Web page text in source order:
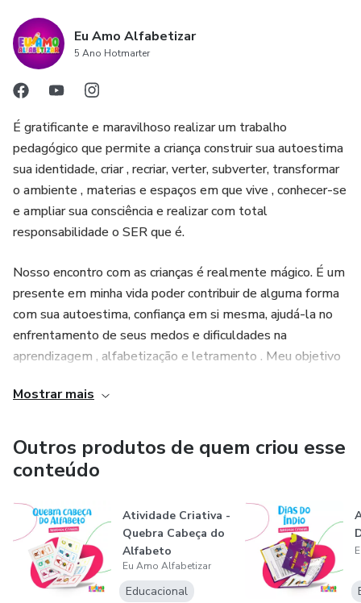
Eu Amo Alfabetizar
5 Ano Hotmarter
É gratificante e maravilhoso realizar um trabalho
pedagógico que permite a criança construir sua autoestima
sua identidade, criar , recriar, verter, subverter, transformar
o ambiente , materias e espaços em que vive , conhecer-se
e ampliar sua consciência e realizar com total
responsabilidade o SER que é.
Nosso encontro com as crianças é realmente mágico. É um
presente em minha vida poder contribuir de alguma forma
com sua autoestima, confiança em si mesma, ajudá-la no
enfrentamento de seus medos e dificuldades na
aprendizagem , alfabetização e letramento . Meu objetivo
partir de atividades criativas de alfabetização
Lidiane Santana
Mostrar mais
Outros produtos de quem criou esse
conteúdo
Atividade Criativa -
Quebra Cabeça do
Alfabeto
Eu Amo Alfabetizar
Educacional